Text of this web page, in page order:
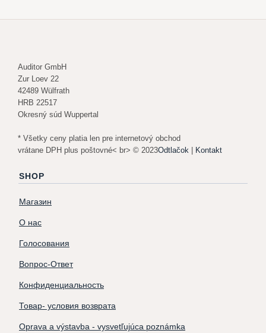
Auditor GmbH
Zur Loev 22
42489 Wülfrath
HRB 22517
Okresný súd Wuppertal
* Všetky ceny platia len pre internetový obchod
vrátane DPH plus poštovné< br> © 2023Odtlačok | Kontakt
SHOP
Магазин
О нас
Голосования
Вопрос-Ответ
Конфиденциальность
Товар- условия возврата
Oprava a výstavba - vysvetľujúca poznámka